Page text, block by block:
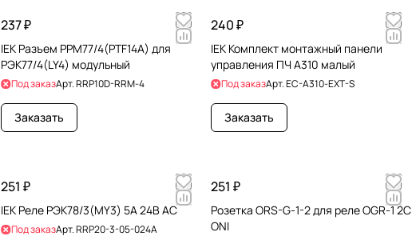
237 ₽
IEK Разъем РРМ77/4(PTF14A) для
РЭК77/4(LY4) модульный
Под заказАрт.RRP10D-RRM-4
Заказать
240 ₽
IEK Комплект монтажный панели
управления ПЧ A310 малый
Под заказАрт.EC-A310-EXT-S
Заказать
251 ₽
IEK Реле РЭК78/3(MY3) 5А 24В AC
Под заказАрт.RRP20-3-05-024A
251 ₽
Розетка ORS-G-1-2 для реле OGR-1 2C
ONI